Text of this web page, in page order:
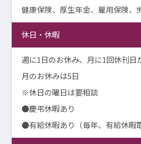
健康保険、厚生年金、雇用保険、
休日・休暇
週に1日のお休み、月に1回休刊日
月のお休みは5日
※休日の曜日は要相談
●慶弔休暇あり
●有給休暇あり（毎年、有給休暇